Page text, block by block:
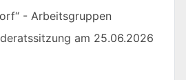
- Arbeitsgruppen
am 25.06.2026